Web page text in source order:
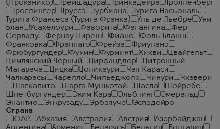
(Проканико)
Трейшадура Тринкадейра
Тролленберг
Троллингер
Труссо Турбиана
Турига Насьональ
Турига Франсеса (Турига Франка)
Уль де Льебре
Уни
Блан
Усахелоури Фаворита Фалангина
Фер
Серваду
Фернау Пиреш Фиано
Фоль Бланш
Франковка
Фраппато Фрейза
Фриулано
Фрюбургундер
Фумин Фурминт Хихви
Цвайгельт
Цимлянский Черный
Цирфандлер
Цитронный
Магарача
Цицка Цоликаури
Чал Караси
Чалкарасы
Чарелло Чильеджоло Чинури
Чхавери
Шавкапито
Шарга Мушкотай Шасла
Шойребе
Шпетбургундер
Эким Кара Эльблинг
Эмеральд
Энантио
Энкрузаду Эрбалуче
Эспадейро
Страна
ЮАР
Абхазия Австралия Австрия
Азербайджан